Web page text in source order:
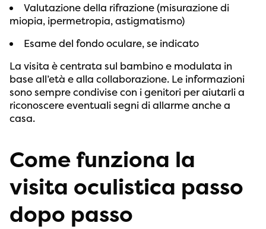
Valutazione della rifrazione (misurazione di
miopia, ipermetropia, astigmatismo)
Esame del fondo oculare, se indicato
La visita è centrata sul bambino e modulata in
base all’età e alla collaborazione. Le informazioni
sono sempre condivise con i genitori per aiutarli a
riconoscere eventuali segni di allarme anche a
casa.
Come funziona la
visita oculistica passo
dopo passo